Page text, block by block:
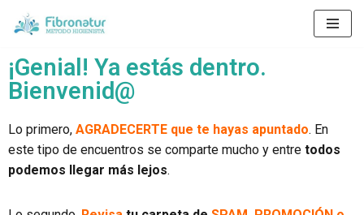
al
contenido
¡Genial! Ya estás dentro.
Bienvenid@
Lo primero, AGRADECERTE que te hayas apuntado. En
este tipo de encuentros se comparte mucho y entre todos
podemos llegar más lejos.